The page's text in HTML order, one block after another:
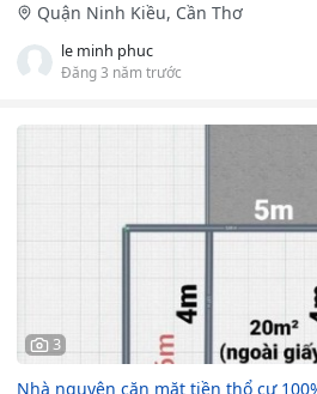
Quận Ninh Kiều, Cần Thơ
le minh phuc
Đăng 3 năm trước
3
Nhà nguyên căn mặt tiền thổ cư